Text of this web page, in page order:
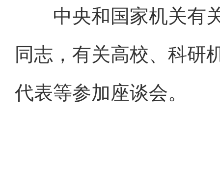
中央和国家机关有关
同志，有关高校、科研
代表等参加座谈会。